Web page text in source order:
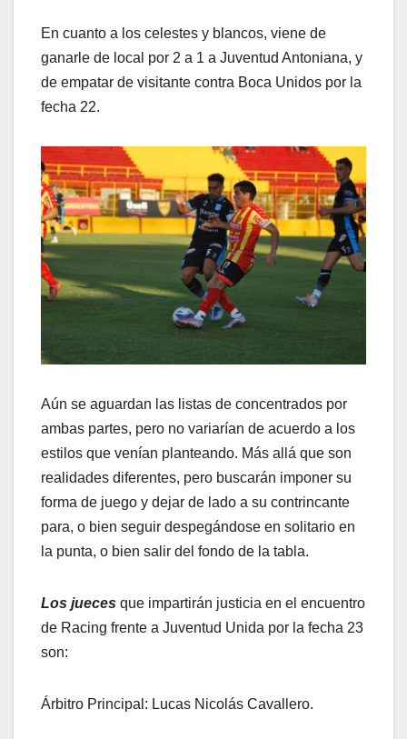
En cuanto a los celestes y blancos, viene de
ganarle de local por 2 a 1 a Juventud Antoniana, y
de empatar de visitante contra Boca Unidos por la
fecha 22.
Aún se aguardan las listas de concentrados por
ambas partes, pero no variarían de acuerdo a los
estilos que venían planteando. Más allá que son
realidades diferentes, pero buscarán imponer su
forma de juego y dejar de lado a su contrincante
para, o bien seguir despegándose en solitario en
la punta, o bien salir del fondo de la tabla.
Los jueces que impartirán justicia en el encuentro
de Racing frente a Juventud Unida por la fecha 23
son:
Árbitro Principal: Lucas Nicolás Cavallero.